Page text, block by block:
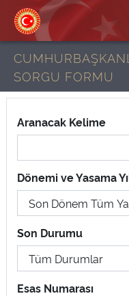
SORGU FORMU
Aranacak Kelime
Dönemi ve Yasama
Son Durumu
Esas Numarası